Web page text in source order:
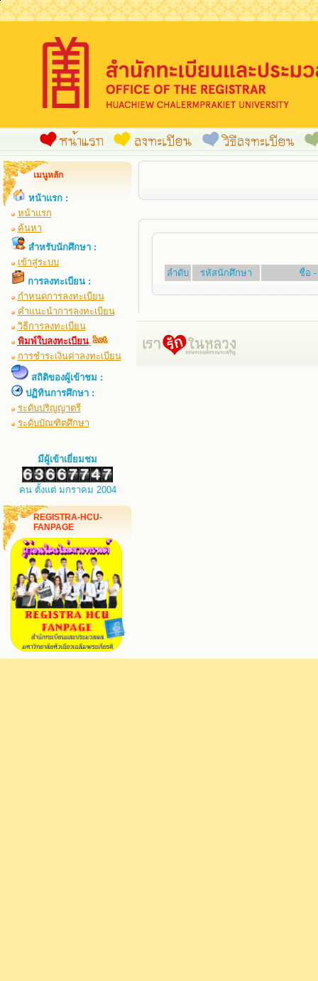
เมนูหลัก
หน้าแรก :
หน้าแรก
ค้นหา
สำหรับนักศึกษา :
เข้าสู่ระบบ
การลงทะเบียน :
กำหนดการลงทะเบียน
คำแนะนำการลงทะเบียน
วิธีการลงทะเบียน
พิมพ์ใบลงทะเบียน
การชำระเงินค่าลงทะเบียน
สถิติของผู้เข้าชม :
ปฏิทินการศึกษา :
ระดับปริญญาตรี
ระดับบัณฑิตศึกษา
มีผู้เข้าเยี่ยมชม
คน ตั้งแต่ มกราคม 2004
REGISTRA-HCU-
FANPAGE
ลำดับ รหัสนักศึกษา ชื่อ